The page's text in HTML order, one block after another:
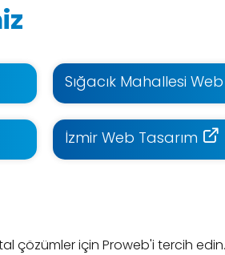
Sığacık Mahallesi
İzmir Web Tasarım
çözümler için Proweb'i tercih edin.